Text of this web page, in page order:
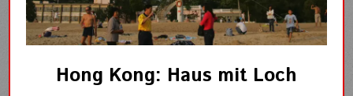
Hong Kong: Haus mit Loch